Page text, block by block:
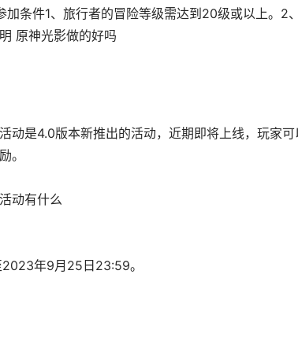
条件1、旅行者的冒险等级需达到20级或以上。2
原神光影做的好吗
动是4.0版本新推出的活动，近期即将上线，玩家
。
动有什么
年9月25日23:59。